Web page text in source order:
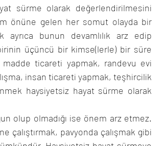
sürme olarak değerlendirilmesini
önüne gelen her somut olayda bir
ayrıca bunun devamlılık arz edip
üçüncü bir kimse(lerle) bir süre
madde ticareti yapmak, randevu evi
insan ticareti yapmak, teşhircilik
haysiyetsiz hayat sürme olarak
olup olmadığı ise önem arz etmez.
çalıştırmak, pavyonda çalışmak gibi